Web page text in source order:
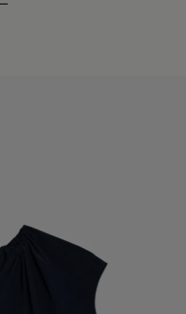
連携はこちら